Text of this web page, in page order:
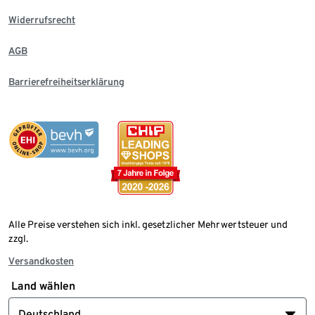
Widerrufsrecht
AGB
Barrierefreiheitserklärung
Alle Preise verstehen sich inkl. gesetzlicher Mehrwertsteuer und
zzgl.
Versandkosten
Land wählen